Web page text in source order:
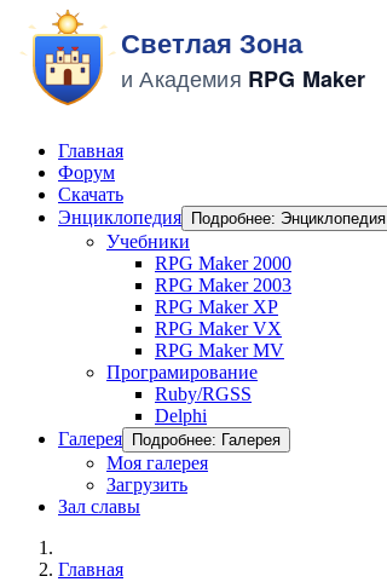
Главная
Форум
Скачать
Энциклопедия
Подробнее: Энциклопедия
Учебники
RPG Maker 2000
RPG Maker 2003
RPG Maker XP
RPG Maker VX
RPG Maker MV
Програмирование
Ruby/RGSS
Delphi
Галерея
Подробнее: Галерея
Моя галерея
Загрузить
Зал славы
Главная